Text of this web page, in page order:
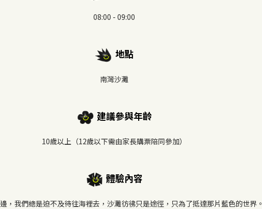
08:00 - 09:00
地點
南灣沙灘
建議參與年齡
10歲以上（12歲以下需由家長購票陪同參加）
體驗內容
，我們總是迫不及待往海裡去，沙灘彷彿只是途徑，只為了抵達那片藍色的世界。